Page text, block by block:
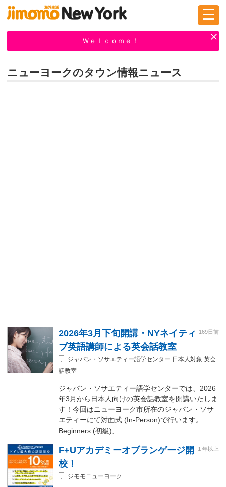
☰
Ｗｅｌｃｏｍｅ！
ニューヨークのタウン情報ニュース
2026年3月下旬開講・NYネイティ
ブ英語講師による英会話教室
169日前
ジャパン・ソサエティー語学センター 日本人対象 英会
話教室
ジャパン・ソサエティー語学センターでは、2026
年3月から日本人向けの英会話教室を開講いたしま
す！今回はニューヨーク市所在のジャパン・ソサ
エティーにて対面式 (In-Person)で行います。
Beginners (初級),..
F+Uアカデミーオブランゲージ開
校！
１年以上
ジモモニューヨーク